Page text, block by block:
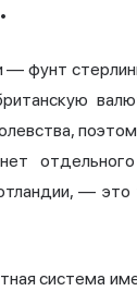
фунт
—
система